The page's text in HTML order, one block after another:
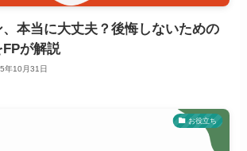
本当に大丈夫？後悔しないための
が解説
年10月31日
お役立ち